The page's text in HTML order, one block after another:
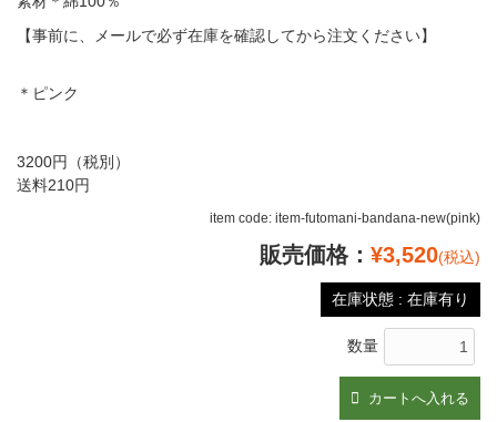
【事前に、メールで必ず在庫を確認してから注文ください】
＊ピンク
3200円（税別）
送料210円
item code: item-futomani-bandana-new(pink)
販売価格： ¥3,520(税込)
在庫状態 : 在庫有り
数量